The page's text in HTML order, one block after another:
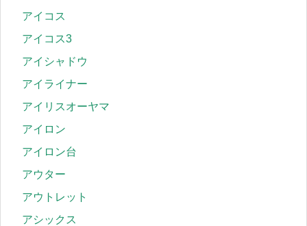
アイコス
アイコス3
アイシャドウ
アイライナー
アイリスオーヤマ
アイロン
アイロン台
アウター
アウトレット
アシックス